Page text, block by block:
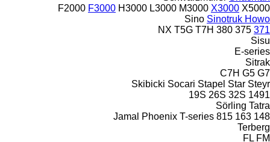
F2000 F3000 H3000 L3000 M3000 X3000 X5000
Sino Sinotruk Howo
371
375
380
NX T5G T7H
Sisu
E-series
Sitrak
C7H G5 G7
Skibicki Socari Stapel Star Steyr
19S 26S 32S 1491
Sörling Tatra
148
163
815
Jamal Phoenix T-series
Terberg
FL FM